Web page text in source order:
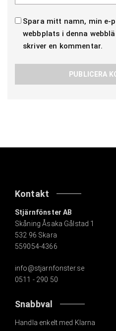
Spara mitt namn, min e-
webbplats i denna
skriver en kommentar.
Kontakt
Stjärnfönster AB
Skåning Åsaka Gålstad 1
532 96 Skara
559054-4366
info@stjarnfonster.se
0511 - 290 50
Snabbval
Handla enkelt med Klarna